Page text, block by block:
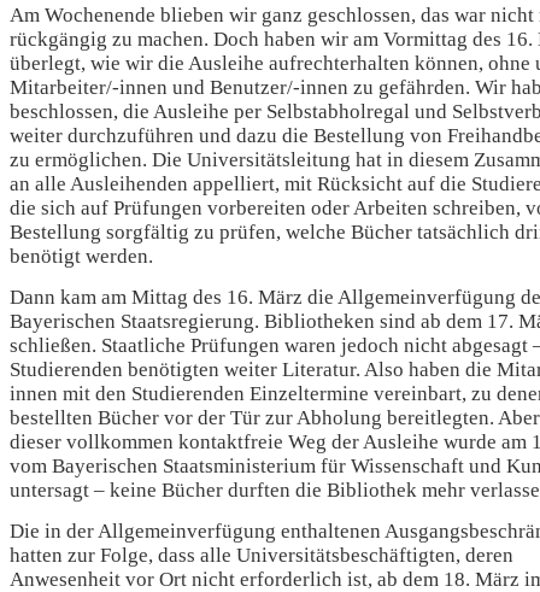
Am Wochenende blieben wir ganz geschlossen, das war nicht
rückgängig zu machen. Doch haben wir am Vormittag des 16.
überlegt, wie wir die Ausleihe aufrechterhalten können, ohne
Mitarbeiter/-innen und Benutzer/-innen zu gefährden. Wir
beschlossen, die Ausleihe per Selbstabholregal und
weiter durchzuführen und dazu die Bestellung von
zu ermöglichen. Die Universitätsleitung hat in diesem
an alle Ausleihenden appelliert, mit Rücksicht auf die
die sich auf Prüfungen vorbereiten oder Arbeiten schreiben,
Bestellung sorgfältig zu prüfen, welche Bücher tatsächlich
benötigt werden.
Dann kam am Mittag des 16. März die Allgemeinverfügung
Bayerischen Staatsregierung. Bibliotheken sind ab dem 17.
schließen. Staatliche Prüfungen waren jedoch nicht abgesagt
Studierenden benötigten weiter Literatur. Also haben die
innen mit den Studierenden Einzeltermine vereinbart, zu
bestellten Bücher vor der Tür zur Abholung bereitlegten.
dieser vollkommen kontaktfreie Weg der Ausleihe wurde am
vom Bayerischen Staatsministerium für Wissenschaft und
untersagt – keine Bücher durften die Bibliothek mehr
Die in der Allgemeinverfügung enthaltenen
hatten zur Folge, dass alle Universitätsbeschäftigten, deren
Anwesenheit vor Ort nicht erforderlich ist, ab dem 18. März